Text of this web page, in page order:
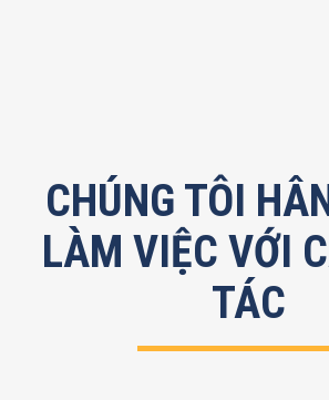
CHÚNG TÔI
LÀM VIỆC VỚI
TÁC